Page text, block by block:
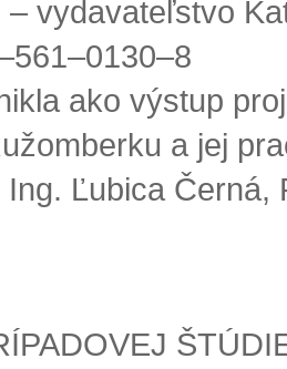
– vydavateľstvo
ako výstup
a jej
Ľubica Černá,